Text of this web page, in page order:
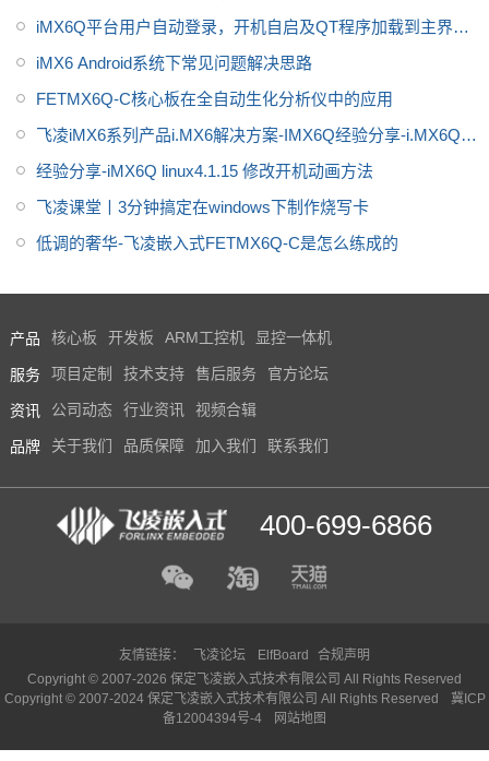
iMX6Q平台用户自动登录，开机自启及QT程序加载到主界面
解决思路
iMX6 Android系统下常见问题解决思路
FETMX6Q-C核心板在全自动生化分析仪中的应用
飞凌iMX6系列产品i.MX6解决方案-IMX6Q经验分享-i.MX6Q系
列常见问题解决
经验分享-iMX6Q linux4.1.15 修改开机动画方法
飞凌课堂丨3分钟搞定在windows下制作烧写卡
低调的奢华-飞凌嵌入式FETMX6Q-C是怎么练成的
产品 核心板 开发板 ARM工控机 显控一体机
服务 项目定制 技术支持 售后服务 官方论坛
资讯 公司动态 行业资讯 视频合辑
品牌 关于我们 品质保障 加入我们 联系我们
400-699-6866
友情链接： 飞凌论坛 ElfBoard
合规声明
Copyright © 2007-2026 保定飞凌嵌入式技术有限公司 All Rights Reserved
Copyright © 2007-2024 保定飞凌嵌入式技术有限公司 All Rights Reserved
冀ICP
备12004394号-4
网站地图